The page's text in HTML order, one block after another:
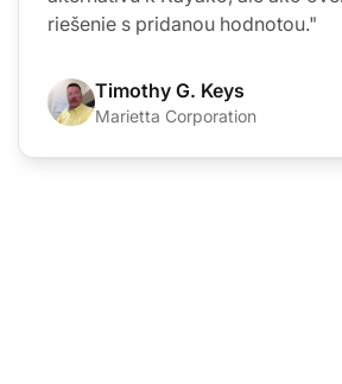
riešenie s pridanou hodnotou."
Timothy G. Keys
Marietta Corporation